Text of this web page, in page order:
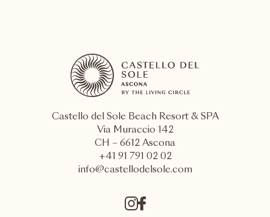
Castello del Sole Beach Resort & SPA
Via Muraccio 142
CH – 6612 Ascona
+41 91 791 02 02
info@castellodelsole.com